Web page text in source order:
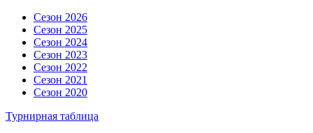
Сезон 2026
Сезон 2025
Сезон 2024
Сезон 2023
Сезон 2022
Сезон 2021
Сезон 2020
Турнирная таблица